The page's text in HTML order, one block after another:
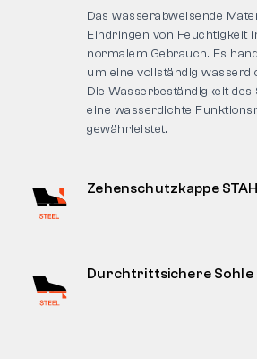
Das wasserabweisende
Eindringen von Feuchtigkeit
normalem Gebrauch. Es
um eine vollständig
Die Wasserbeständigkeit
eine wasserdichte
gewährleistet.
Zehenschutzkappe
Durchtrittsichere Sohle